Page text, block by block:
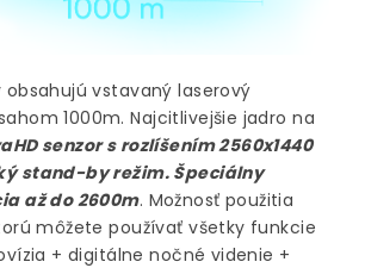
vstavaný laserový
1000m. Najcitlivejšie jadro na
senzor s rozlíšením 2560x1440
stand-by režim. Špeciálny
až do 2600m. Možnosť použitia
môžete používať všetky funkcie
+ digitálne nočné videnie +